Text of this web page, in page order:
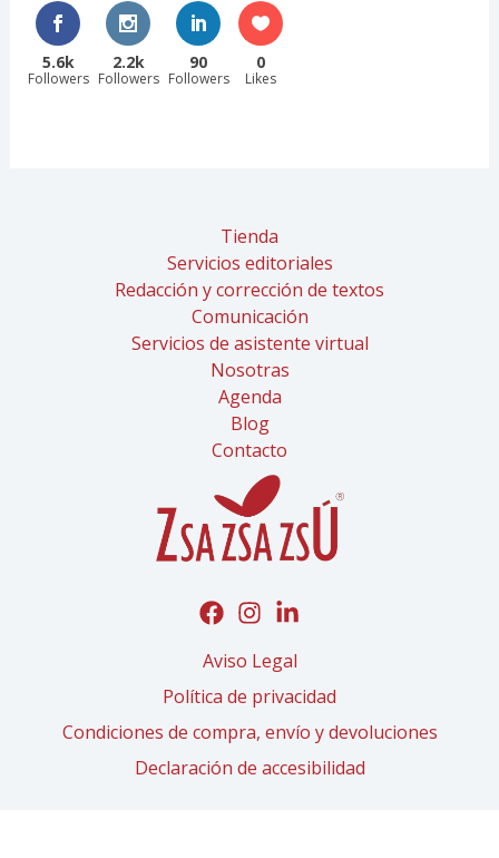
5.6k
Followers
2.2k
Followers
90
Followers
0
Likes
Tienda
Servicios editoriales
Redacción y corrección de textos
Comunicación
Servicios de asistente virtual
Nosotras
Agenda
Blog
Contacto
Aviso Legal
Política de privacidad
Condiciones de compra, envío y devoluciones
Declaración de accesibilidad